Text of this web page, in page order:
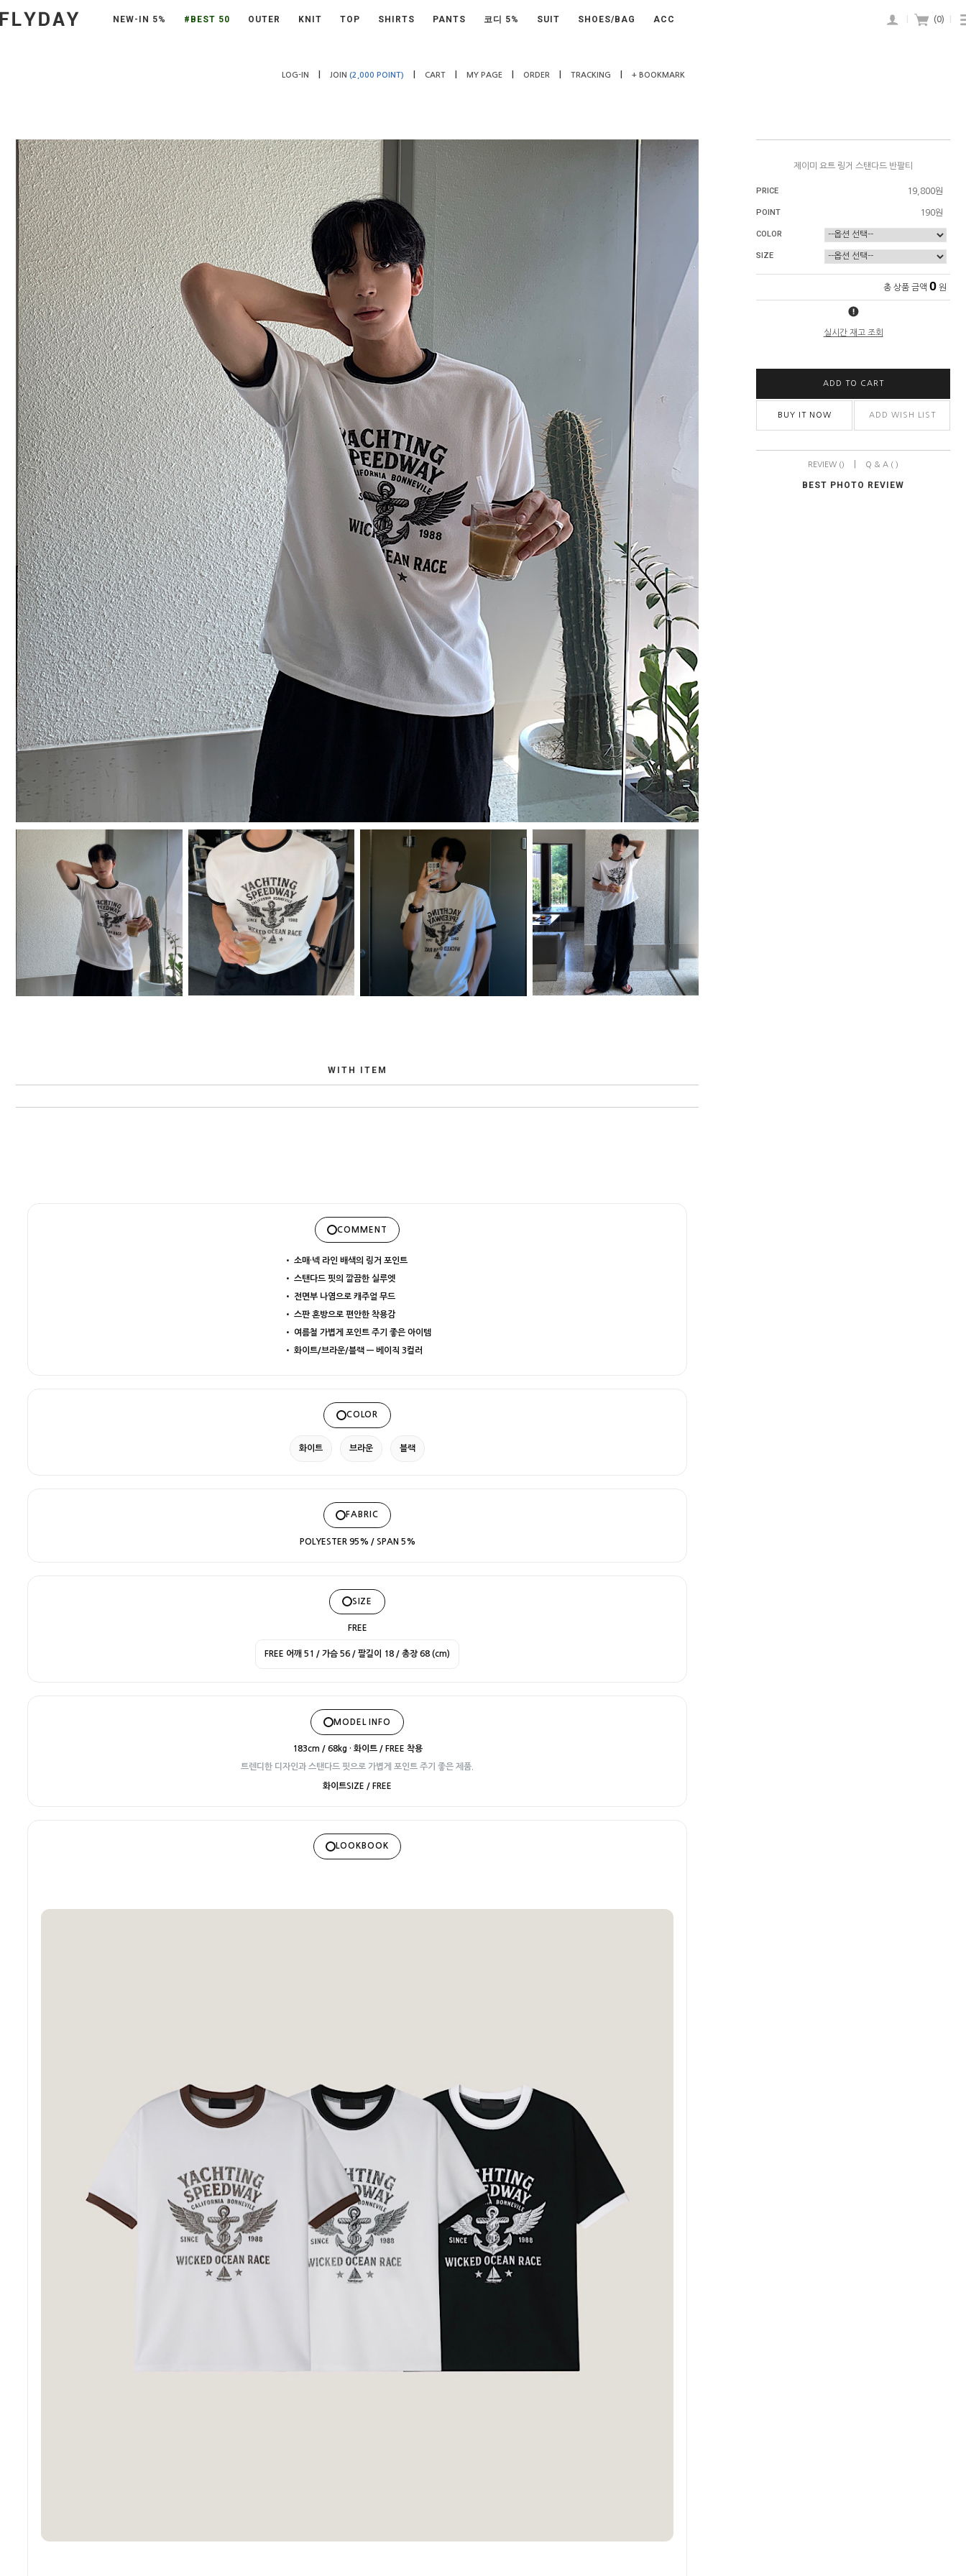
NEW-IN 5% #BEST 50 OUTER KNIT TOP SHIRTS PANTS 코디 5% SUIT SHOES/BAG ACC (0)
LOG-IN JOIN (2,000 POINT) CART MY PAGE ORDER TRACKING + BOOKMARK
WITH ITEM
COMMENT
• 소매·넥 라인 배색의 링거 포인트
• 스탠다드 핏의 깔끔한 실루엣
• 전면부 나염으로 캐주얼 무드
• 스판 혼방으로 편안한 착용감
• 여름철 가볍게 포인트 주기 좋은 아이템
• 화이트/브라운/블랙 — 베이직 3컬러
COLOR
화이트 브라운 블랙
FABRIC
POLYESTER 95% / SPAN 5%
SIZE
FREE
FREE 어깨 51 / 가슴 56 / 팔길이 18 / 총장 68 (cm)
MODEL INFO
183cm / 68kg · 화이트 / FREE 착용
트렌디한 디자인과 스탠다드 핏으로 가볍게 포인트 주기 좋은 제품.
화이트SIZE / FREE
LOOKBOOK
제이미 요트 링거 스탠다드 반팔티
PRICE 19,800원
POINT 190원
COLOR
SIZE
총 상품 금액 0 원
실시간 재고 조회
ADD TO CART
BUY IT NOW ADD WISH LIST
REVIEW () Q & A ( )
BEST PHOTO REVIEW